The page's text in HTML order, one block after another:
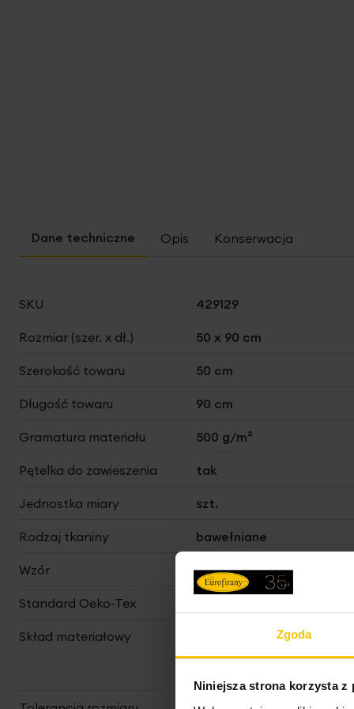
Zgoda
Niniejsza strona korzysta z
Opis Konserwacja
Więcej
SKU 429129
Rozmiar (szer. x dł.) 50 x 90 cm
Szerokość towaru 50 cm
Długość towaru 90 cm
Gramatura materiału 500 g/m²
Pętelka do zawieszenia tak
Jednostka miary szt.
Rodzaj tkaniny bawełniane
Wzór w pasy
Standard Oeko-Tex
Skład materiałowy
100% bawełna; część
ozdobna: 97% bawełna,